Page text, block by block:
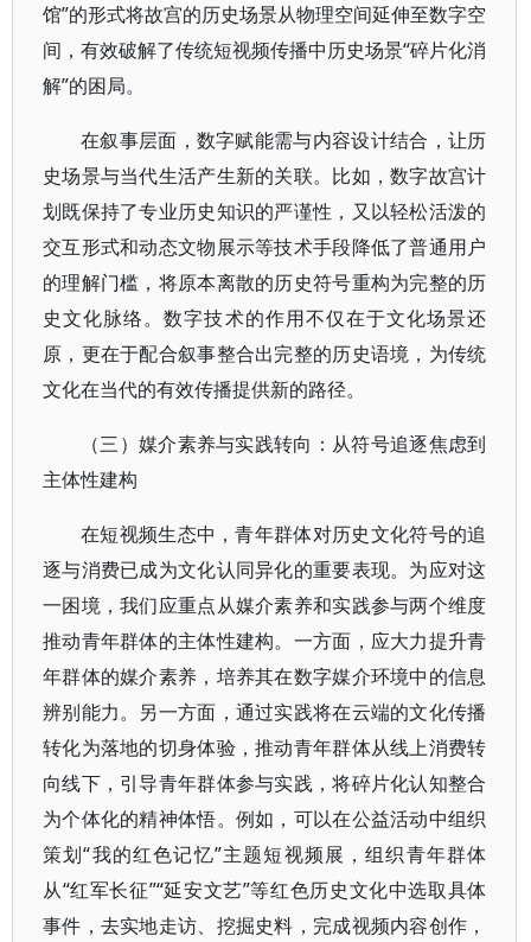
馆”的形式将故宫的历史场景从物理空间延伸至数字空
间，有效破解了传统短视频传播中历史场景“碎片化消
解”的困局。
在叙事层面，数字赋能需与内容设计结合，让历
史场景与当代生活产生新的关联。比如，数字故宫计
划既保持了专业历史知识的严谨性，又以轻松活泼的
交互形式和动态文物展示等技术手段降低了普通用户
的理解门槛，将原本离散的历史符号重构为完整的历
史文化脉络。数字技术的作用不仅在于文化场景还
原，更在于配合叙事整合出完整的历史语境，为传统
文化在当代的有效传播提供新的路径。
（三）媒介素养与实践转向：从符号追逐焦虑到
主体性建构
在短视频生态中，青年群体对历史文化符号的追
逐与消费已成为文化认同异化的重要表现。为应对这
一困境，我们应重点从媒介素养和实践参与两个维度
推动青年群体的主体性建构。一方面，应大力提升青
年群体的媒介素养，培养其在数字媒介环境中的信息
辨别能力。另一方面，通过实践将在云端的文化传播
转化为落地的切身体验，推动青年群体从线上消费转
向线下，引导青年群体参与实践，将碎片化认知整合
为个体化的精神体悟。例如，可以在公益活动中组织
策划“我的红色记忆”主题短视频展，组织青年群体
从“红军长征”“延安文艺”等红色历史文化中选取具体
事件，去实地走访、挖掘史料，完成视频内容创作，